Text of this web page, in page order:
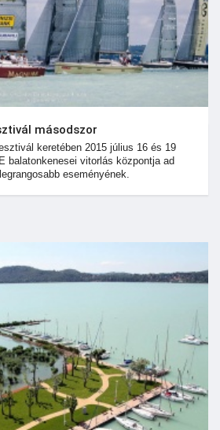
másodszor
keretében 2015 július 16 és 19
​balatonkenesei vitorlás központja ad
eseményének.